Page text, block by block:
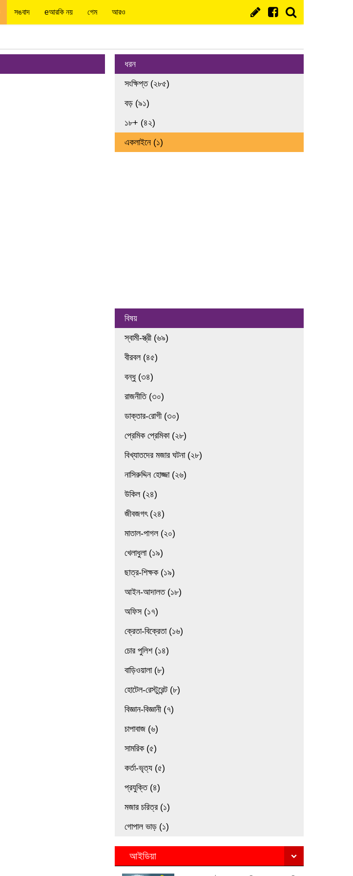
সঙবাদ eআরকি নয় গেম আরও
ধরন
সংক্ষিপ্ত (২৮৫)
বড় (৯১)
১৮+ (৪২)
একলাইনে (১)
বিষয়
স্বামী-স্ত্রী (৬৯)
বীরবল (৪৫)
বন্ধু (৩৪)
রাজনীতি (৩০)
ডাক্তার-রোগী (৩০)
প্রেমিক প্রেমিকা (২৮)
বিখ্যাতদের মজার ঘটনা (২৮)
নাসিরুদ্দিন হোজ্জা (২৬)
উকিল (২৪)
জীবজগৎ (২৪)
মাতাল-পাগল (২০)
খেলাধুলা (১৯)
ছাত্র-শিক্ষক (১৯)
আইন-আদালত (১৮)
অফিস (১৭)
ক্রেতা-বিক্রেতা (১৬)
চোর পুলিশ (১৪)
বাড়িওয়ালা (৮)
হোটেল-রেস্টুরেন্ট (৮)
বিজ্ঞান-বিজ্ঞানী (৭)
চাপাবাজ (৬)
সামরিক (৫)
কর্তা-ভৃত্য (৫)
প্রযুক্তি (৪)
মজার চরিত্র (১)
গোপাল ভাড় (১)
আইডিয়া